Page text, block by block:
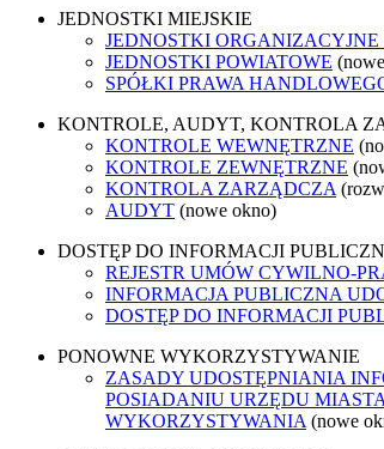
JEDNOSTKI MIEJSKIE
JEDNOSTKI ORGANIZACYJNE
JEDNOSTKI POWIATOWE
SPÓŁKI PRAWA
KONTROLE, AUDYT, KONTROLA
KONTROLE WEWNĘTRZNE
KONTROLE ZEWNĘTRZNE
KONTROLA ZARZĄDCZA
AUDYT (nowe okno)
DOSTĘP DO INFORMACJI
REJESTR UMÓW CYWILNO-
INFORMACJA PUBLICZNA
DOSTĘP DO INFORMACJI
PONOWNE WYKORZYSTYWANIE
ZASADY UDOSTĘPNIANIA
POSIADANIU URZĘDU
WYKORZYSTYWANIA (nowe